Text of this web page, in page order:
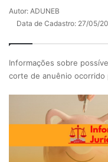
Autor: ADUNEB
Data de Cadastro: 27/05/
Informações sobre
corte de anuênio ocorrido